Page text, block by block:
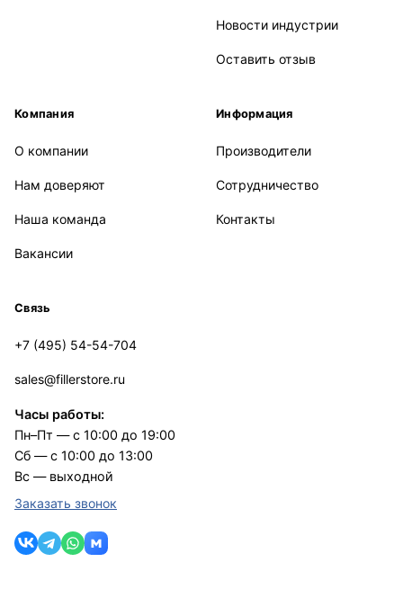
Новости индустрии
Оставить отзыв
Компания
О компании
Нам доверяют
Наша команда
Вакансии
Информация
Производители
Сотрудничество
Контакты
Связь
+7 (495) 54-54-704
sales@fillerstore.ru
Часы работы:
Пн–Пт — с 10:00 до 19:00
Сб — с 10:00 до 13:00
Вс — выходной
Заказать звонок